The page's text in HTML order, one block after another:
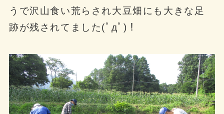
うで沢山食い荒らされ大豆畑にも大きな足
跡が残されてました(ﾟдﾟ)！